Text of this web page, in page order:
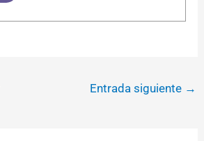
Entrada siguiente →